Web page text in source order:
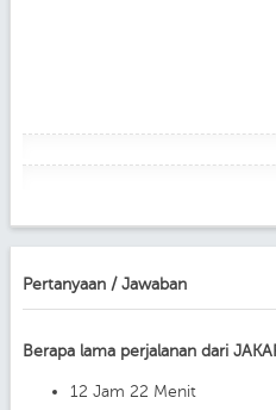
Pertanyaan / Jawaban
Berapa lama perjalanan dari
12 Jam 22 Menit